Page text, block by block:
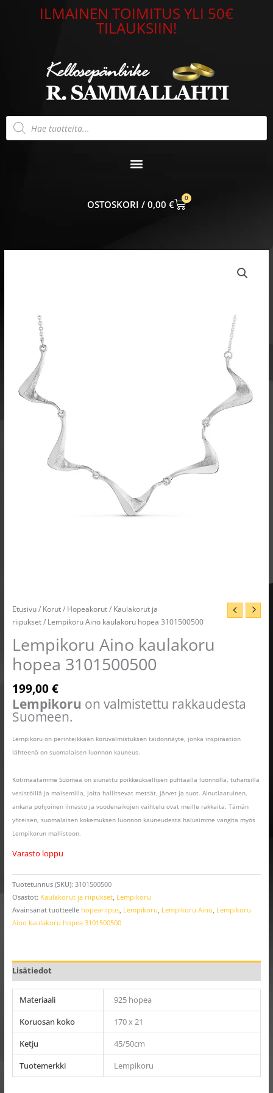
ILMAINEN TOIMITUS YLI 50€
TILAUKSIIN!
Products
search
0,00 €
0
CART
Etusivu/ Korut/ Hopeakorut/ Kaulakorut ja
riipukset/ Lempikoru Aino kaulakoru hopea 3101500500
Lempikoru Aino kaulakoru
hopea 3101500500
199,00€
Lempikoru on valmistettu rakkaudesta
Suomeen.
Lempikoru on perinteikkään koruvalmistuksen taidonnäyte, jonka inspiraation
lähteenä on suomalaisen luonnon kauneus.
Kotimaatamme Suomea on siunattu poikkeuksellisen puhtaalla luonnolla, tuhansilla
vesistöillä ja maisemilla, joita hallitsevat metsät, järvet ja suot. Ainutlaatuinen,
ankara pohjoinen ilmasto ja vuodenaikojen vaihtelu ovat meille rakkaita. Tämän
yhteisen, suomalaisen kokemuksen luonnon kauneudesta halusimme vangita myös
Lempikorun mallistoon.
Varasto loppu
Tuotetunnus (SKU): 3101500500
Osastot: Kaulakorut ja riipukset, Lempikoru
Avainsanat tuotteelle hopeariipus, Lempikoru, Lempikoru Aino, Lempikoru
Aino kaulakoru hopea 3101500500
Lisätiedot
Materiaali
925 hopea
Koruosan koko
170 x 21
Ketju
45/50cm
Tuotemerkki
Lempikoru